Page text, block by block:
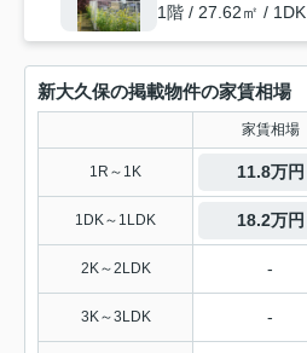
1階 / 27.62㎡ / 1DK
新大久保の掲載物件の家賃相場
家賃相場
1R～1K 11.8万円
1DK～1LDK 18.2万円
2K～2LDK -
3K～3LDK -